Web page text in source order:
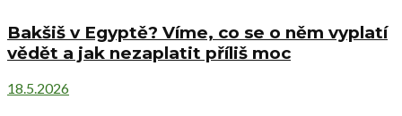
Bakšiš v Egyptě? Víme, co se o něm vyplatí
vědět a jak nezaplatit příliš moc
18.5.2026